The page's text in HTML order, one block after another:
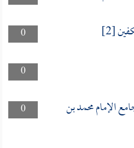
0
[2]
0
0
الإمام محمد بن